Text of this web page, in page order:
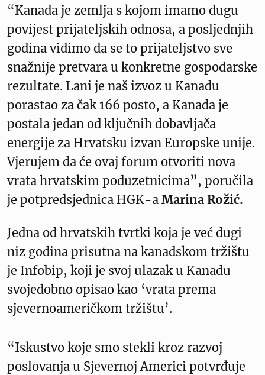
“Kanada je zemlja s kojom imamo dugu
povijest prijateljskih odnosa, a posljednjih
godina vidimo da se to prijateljstvo sve
snažnije pretvara u konkretne gospodarske
rezultate. Lani je naš izvoz u Kanadu
porastao za čak 166 posto, a Kanada je
postala jedan od ključnih dobavljača
energije za Hrvatsku izvan Europske unije.
Vjerujem da će ovaj forum otvoriti nova
vrata hrvatskim poduzetnicima”, poručila
je potpredsjednica HGK-a Marina Rožić.
Jedna od hrvatskih tvrtki koja je već dugi
niz godina prisutna na kanadskom tržištu
je Infobip, koji je svoj ulazak u Kanadu
svojedobno opisao kao ‘vrata prema
sjevernoameričkom tržištu’.
“Iskustvo koje smo stekli kroz razvoj
poslovanja u Sjevernoj Americi potvrđuje